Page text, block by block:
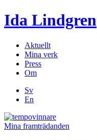
Ida Lindgren
Aktuellt
Mina verk
Press
Om
Sv
En
Mina framträdanden